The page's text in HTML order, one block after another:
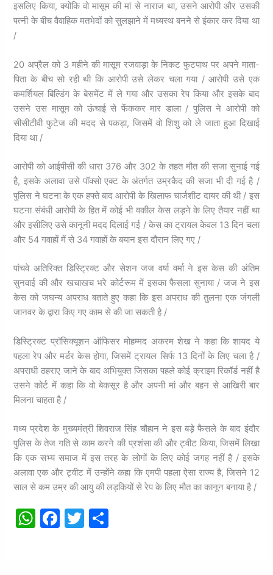
इसलिए किया, क्योंकि वो मासूम की मां से नाराज था, उसने आरोपी और उसकी
पत्नी के बीच वैवाहिक मतभेदों को सुलझाने में मध्यस्थ बनने से इंकार कर दिया था
/
20 अप्रैल को 3 महीने की मासूम रजवाड़ा के निकट फुटपाथ पर अपने माता-
पिता के बीच सो रही थी कि आरोपी उसे लेकर चला गया / आरोपी उसे एक
कमर्शियल बिल्डिंग के बेसमेंट में ले गया और उसका रेप किया और इसके बाद
उसने उस मासूम को ऊंचाई से फेंककर मार डाला / पुलिस ने आरोपी को
सीसीटीवी फुटेज की मदद से पकड़ा, जिसमें वो शिशु को ले जाता हुआ दिखाई
दिया था /
आरोपी को आईपीसी की धारा 376 और 302 के तहत मौत की सजा सुनाई गई
है, इसके अलावा उसे पॉक्सो एक्ट के अंतर्गत उम्रकैद की सजा भी दी गई है /
पुलिस ने घटना के एक हफ्ते बाद आरोपी के खिलाफ चार्जशीट दायर की थी / इस
घटना संबंधी आरोपी के हित में कोई भी वकील केस लड़ने के लिए तैयार नहीं था
और इसीलिए उसे कानूनी मदद दिलाई गई / केस का ट्रायल केवल 13 दिन चला
और 54 गवाहों में से 34 गवाहों के बयान इस दौरान लिए गए /
पांचवे अतिरिक्त डिस्ट्रिक्ट और सेशन जज वर्षा वर्मा ने इस केस की अंतिम
सुनवाई की और खचाखच भरे कोर्टरूम में इसका फैसला सुनाया / जज ने इस
केस को जघन्य अपराध बताते हुए कहा कि इस अपराध की तुलना एक जंगली
जानवर के द्वारा किए गए काम से की जा सकती है /
डिस्ट्रिक्ट प्रॉसिक्यूशन ऑफिसर मोहम्मद अकरम शेख ने कहा कि शायद ये
पहला रेप और मर्डर केस होगा, जिसमें ट्रायल सिर्फ 13 दिनों के लिए चला है /
अपराधी ठहराए जाने के बाद अभियुक्त जिसका पहले कोई क्राइम रिकॉर्ड नहीं है
उसने कोर्ट में कहा कि वो बेकसूर है और अपनी मां और बहन से आखिरी बार
मिलना चाहता है /
मध्य प्रदेश के मुख्यमंत्री शिवराज सिंह चौहान ने इस बड़े फैसले के बाद इंदौर
पुलिस के तेज गति से काम करने की प्रशंसा की और ट्वीट किया, जिसमें लिखा
कि एक सभ्य समाज में इस तरह के लोगों के लिए कोई जगह नहीं है / इसके
अलावा एक और ट्वीट में उन्होंने कहा कि एमपी पहला ऐसा राज्य है, जिसने 12
साल से कम उम्र की आयु की लड़कियों से रेप के लिए मौत का कानून बनाया है /
W F
T